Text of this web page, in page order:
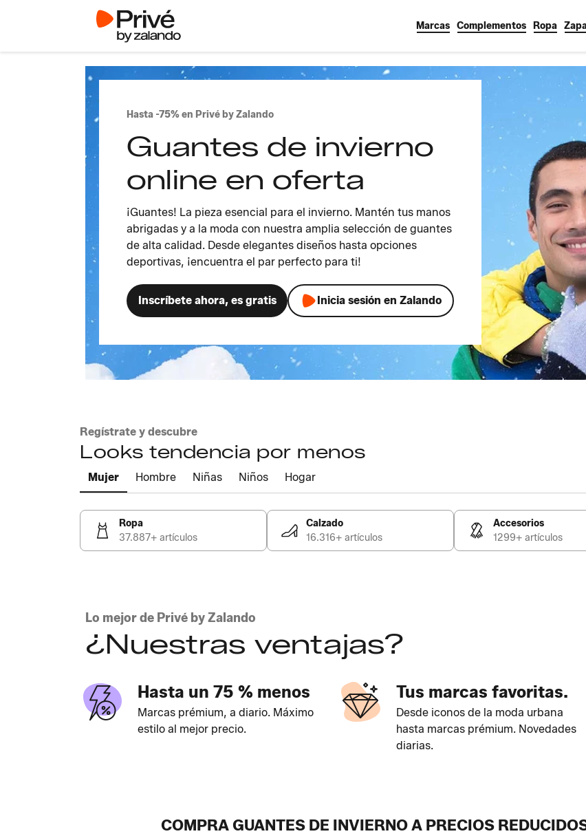
Marcas Complementos Ropa
Hasta -75% en Privé by Zalando
Guantes de invierno
online en oferta
¡Guantes! La pieza esencial para el invierno. Mantén tus manos
abrigadas y a la moda con nuestra amplia selección de guantes
de alta calidad. Desde elegantes diseños hasta opciones
deportivas, ¡encuentra el par perfecto para ti!
Inscríbete ahora, es gratis Inicia sesión en Zalando
Regístrate y descubre
Looks tendencia por menos
Mujer Hombre Niñas Niños Hogar
Ropa
37.887+ artículos
Calzado
16.316+ artículos
Accesorios
1299+ artículos
Lo mejor de Privé by Zalando
¿Nuestras ventajas?
Hasta un 75 % menos
Marcas prémium, a diario. Máximo
estilo al mejor precio.
Tus marcas favoritas.
Desde iconos de la moda urbana
hasta marcas prémium. Novedades
diarias.
COMPRA GUANTES DE INVIERNO A PRECIOS